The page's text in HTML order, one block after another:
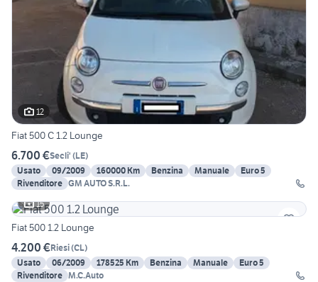
12
Fiat 500 C 1.2 Lounge
6.700 €Secli' (LE)
Usato
09/2009 160000 Km Benzina Manuale
Euro 5
Rivenditore GM AUTO S.R.L.
15
Fiat 500 1.2 Lounge
4.200 €Riesi(CL)
Usato
06/2009 178525 Km Benzina Manuale
Euro 5
Rivenditore M.C.Auto